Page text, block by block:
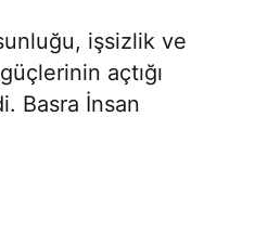
işsizlik ve
açtığı
Basra İnsan